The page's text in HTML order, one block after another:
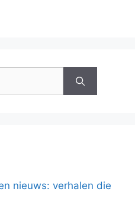
nieuws: verhalen die